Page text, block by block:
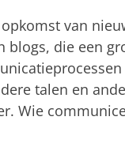
van
blogs, die een
talen en
Wie